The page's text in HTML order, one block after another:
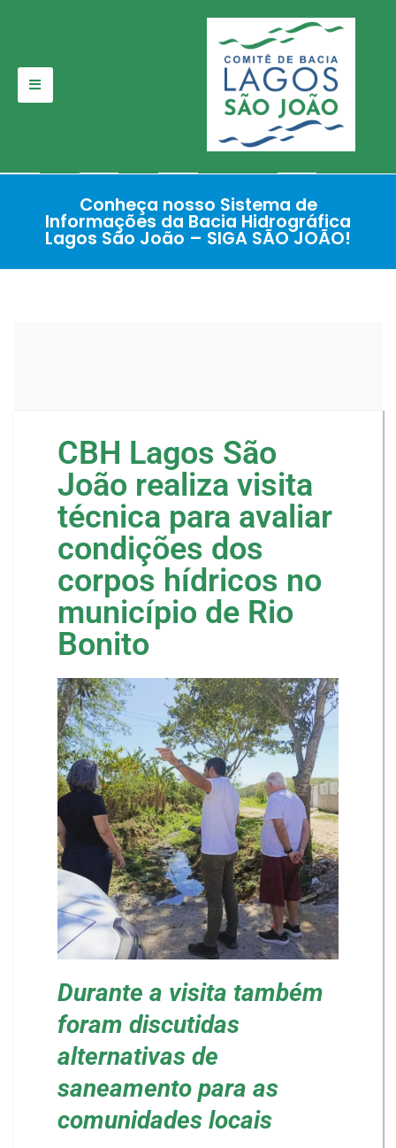
para
Conheça nosso Sistema de
Informações da Bacia Hidrográfica
Lagos São João – SIGA SÃO JOÃO!
CBH Lagos São
João realiza visita
técnica para avaliar
condições dos
corpos hídricos no
município de Rio
Bonito
Durante a visita também
foram discutidas
alternativas de
saneamento para as
comunidades locais